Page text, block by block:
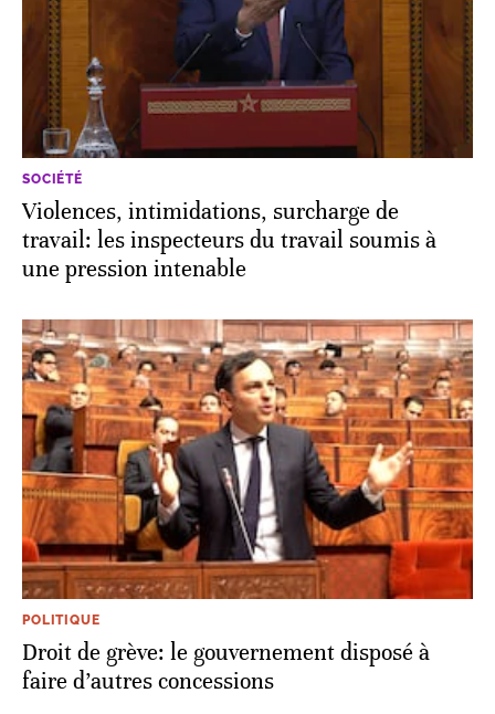
SOCIÉTÉ
Violences, intimidations, surcharge de
travail: les inspecteurs du travail soumis à
une pression intenable
POLITIQUE
Droit de grève: le gouvernement disposé à
faire d’autres concessions